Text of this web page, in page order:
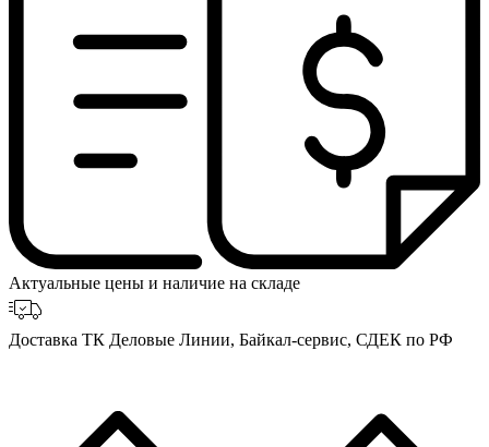
Актуальные цены и наличие на складе
Доставка ТК Деловые Линии, Байкал-сервис, СДЕК по РФ